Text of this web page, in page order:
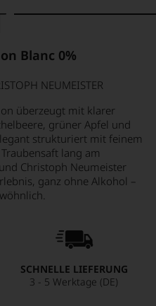
Blanc 0%
NEUMEISTER
überzeugt mit klarer
grüner Apfel und
strukturiert mit feinem
lang am
Christoph Neumeister
ganz ohne Alkohol –
SCHNELLE LIEFERUNG
3 - 5 Werktage (DE)